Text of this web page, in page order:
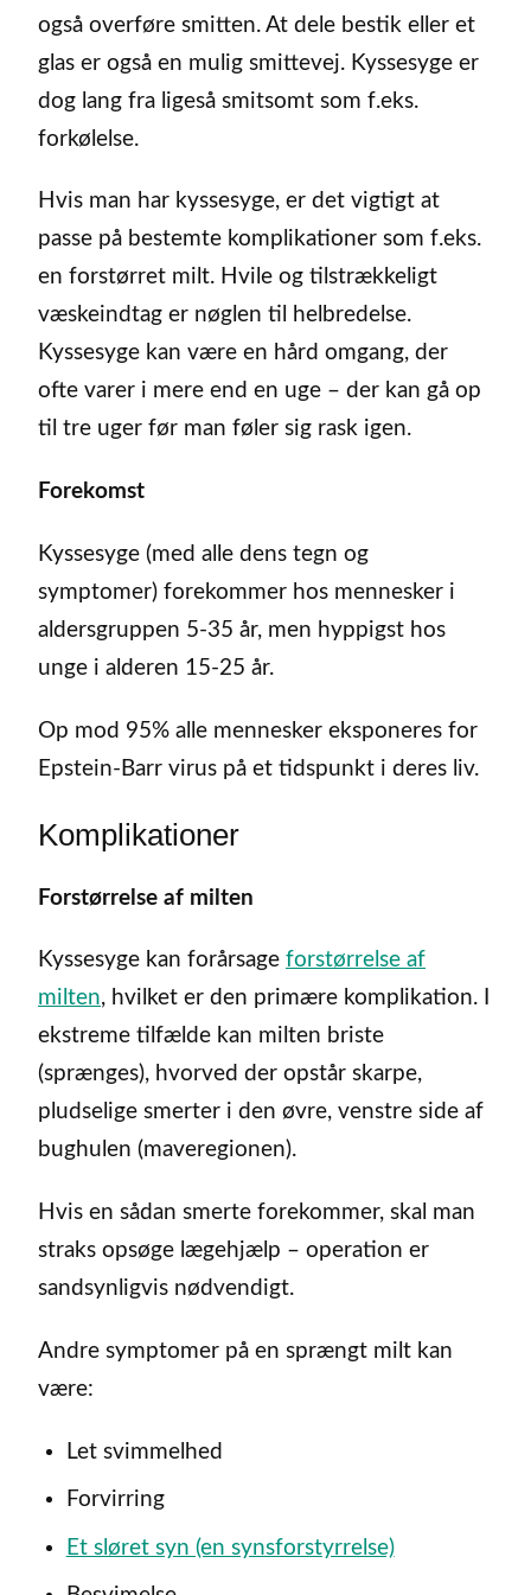
også overføre smitten. At dele bestik eller et
glas er også en mulig smittevej. Kyssesyge er
dog lang fra ligeså smitsomt som f.eks.
forkølelse.
Hvis man har kyssesyge, er det vigtigt at
passe på bestemte komplikationer som f.eks.
en forstørret milt. Hvile og tilstrækkeligt
væskeindtag er nøglen til helbredelse.
Kyssesyge kan være en hård omgang, der
ofte varer i mere end en uge – der kan gå op
til tre uger før man føler sig rask igen.
Forekomst
Kyssesyge (med alle dens tegn og
symptomer) forekommer hos mennesker i
aldersgruppen 5-35 år, men hyppigst hos
unge i alderen 15-25 år.
Op mod 95% alle mennesker eksponeres for
Epstein-Barr virus på et tidspunkt i deres liv.
Komplikationer
Forstørrelse af milten
Kyssesyge kan forårsage forstørrelse af
milten, hvilket er den primære komplikation. I
ekstreme tilfælde kan milten briste
(sprænges), hvorved der opstår skarpe,
pludselige smerter i den øvre, venstre side af
bughulen (maveregionen).
Hvis en sådan smerte forekommer, skal man
straks opsøge lægehjælp – operation er
sandsynligvis nødvendigt.
Andre symptomer på en sprængt milt kan
være:
Let svimmelhed
Forvirring
Et sløret syn (en synsforstyrrelse)